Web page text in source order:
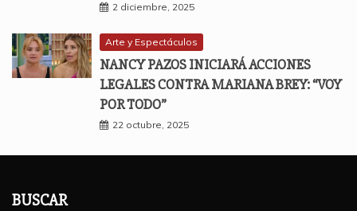
2 diciembre, 2025
Arte y Espectáculos
NANCY PAZOS INICIARÁ ACCIONES
LEGALES CONTRA MARIANA BREY: “VOY
POR TODO”
22 octubre, 2025
BUSCAR